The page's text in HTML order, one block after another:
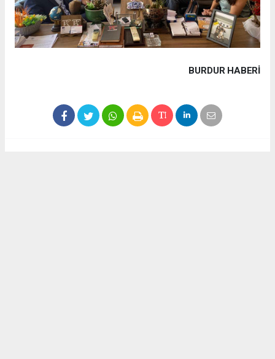
BURDUR HABERİ